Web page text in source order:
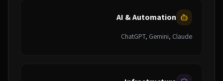
AI & Automation
ChatGPT, Gemini, Claude